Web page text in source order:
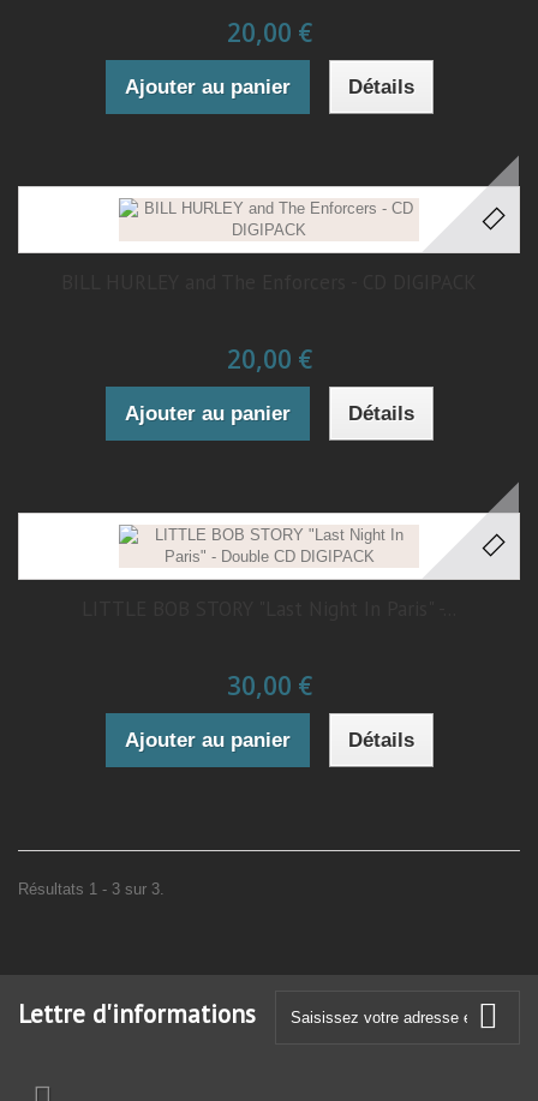
20,00 €
Ajouter au panier Détails
20,00 €
Ajouter au panier Détails
30,00 €
Ajouter au panier Détails
Résultats 1 - 3 sur 3.
Lettre d'informations